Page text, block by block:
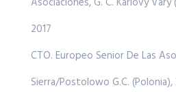
2017
CTO. Europeo Senior De Las
Sierra/Postolowo G.C. (Polonia),